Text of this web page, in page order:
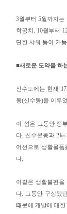
3월부터 5월까지
학꽁치, 10월부터
단한 샤워 등이 가
■새로운 도약을 하
신수도에는 현재
동(신수동)을 이루
이 섬은 그동안 정
다. 신수본동과 2
어선으로 생활물
다.
이같은 생활불편
다. 그동안 구상됐
때문에 개발에 대